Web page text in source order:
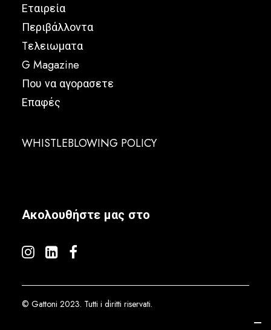
Εταιρεία
Περιβάλλοντα
Tελειωματα
G Magazine
Που να αγορασετε
Επαφές
WHISTLEBLOWING POLICY
Ακολουθήστε μας στο
© Gattoni 2023. Tutti i diritti riservati.